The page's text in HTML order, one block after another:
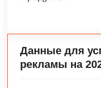
Данные для
рекламы на